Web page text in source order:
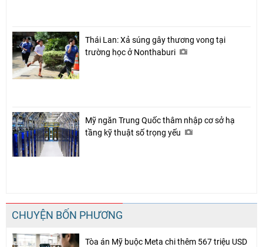
Thái Lan: Xả súng gây thương vong tại
trường học ở Nonthaburi
Mỹ ngăn Trung Quốc thâm nhập cơ sở hạ
tầng kỹ thuật số trọng yếu
CHUYỆN BỐN PHƯƠNG
Tòa án Mỹ buộc Meta chi thêm 567 triệu USD